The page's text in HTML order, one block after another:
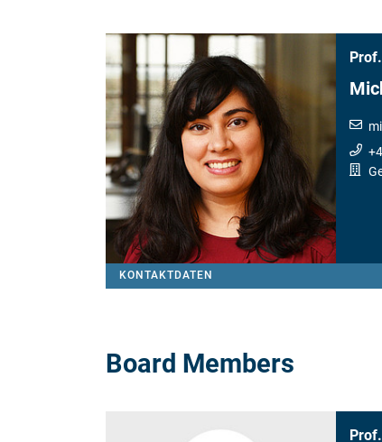
KONTAKTDATEN
Board Members